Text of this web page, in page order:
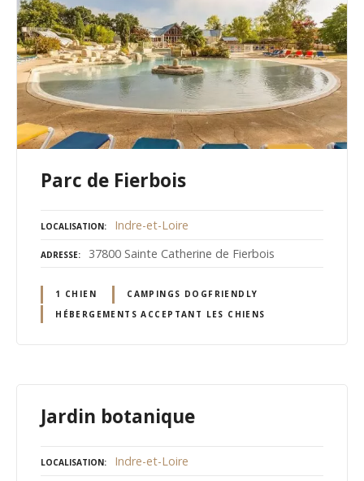
Parc de Fierbois
LOCALISATION Indre-et-Loire
ADRESSE 37800 Sainte Catherine de Fierbois
1 CHIEN
CAMPINGS DOGFRIENDLY
HÉBERGEMENTS ACCEPTANT LES CHIENS
Jardin botanique
LOCALISATION Indre-et-Loire